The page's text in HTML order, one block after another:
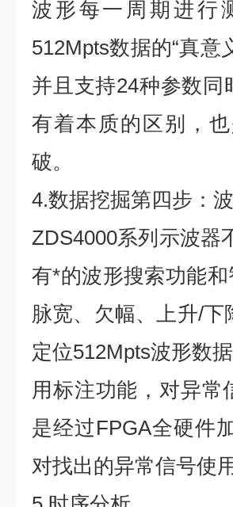
波形每一周期进行
512Mpts数据的“真
并且支持24种参数
有着本质的区别，
破。
4.数据挖掘第四步：
ZDS4000系列示波器
有*的波形搜索功能
脉宽、欠幅、上升/
定位512Mpts波形数
用标注功能，对异常
是经过FPGA全硬件
对找出的异常信号使